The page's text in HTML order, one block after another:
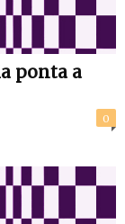
ponta a
0